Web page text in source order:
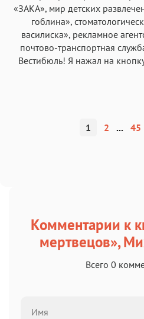
«ЗАКА», мир детских
гоблина»,
василиска», рекламное
почтово-транспортная
Вестибюль! Я нажал на
1 2 ... 45
Комментарии к
мертвецов»,
Всего 0